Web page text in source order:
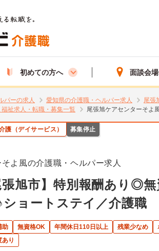
初めての方へ 面談会
パーの求人 愛知県の介護職・ヘルパー求人
尾張
祉求人・転職・募集一覧
尾張旭ケアセンターそよ
護（デイサービス） 募集停止
よ風の介護職・ヘルパー求人
張旭市】特別報酬あり◎
ショートステイ／介護職
助 無資格OK 年間休日110日以上 残業少なめ
あり